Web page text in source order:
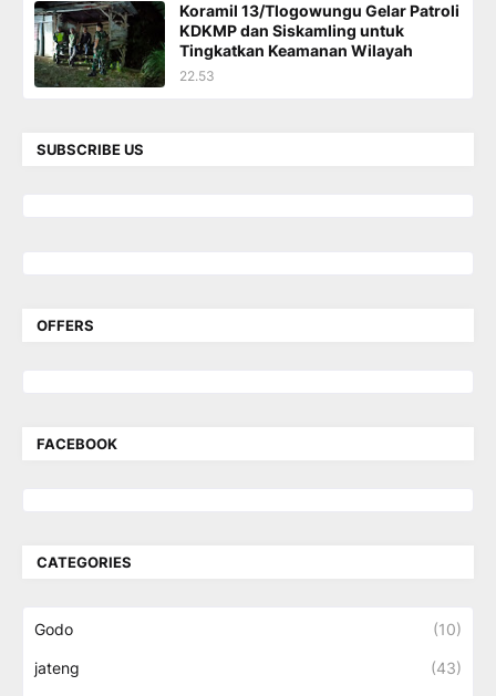
Koramil 13/Tlogowungu Gelar Patroli
KDKMP dan Siskamling untuk
Tingkatkan Keamanan Wilayah
22.53
SUBSCRIBE US
OFFERS
FACEBOOK
CATEGORIES
Godo (10)
jateng (43)